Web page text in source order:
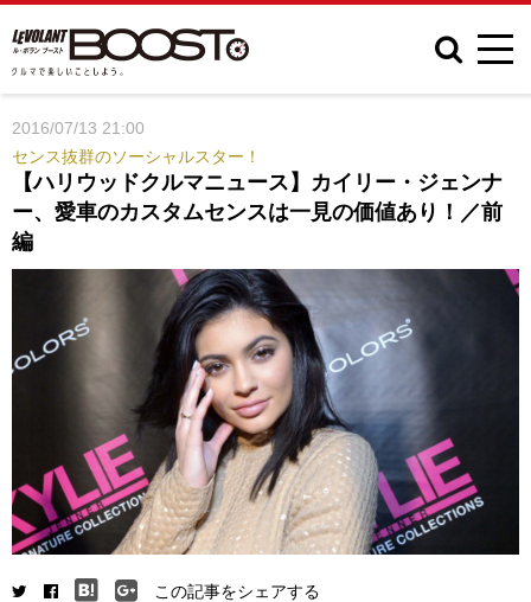
2016/07/13 21:00
センス抜群のソーシャルスター！
【ハリウッドクルマニュース】カイリー・ジェンナ
ー、愛車のカスタムセンスは一見の価値あり！／前
編
この記事をシェアする